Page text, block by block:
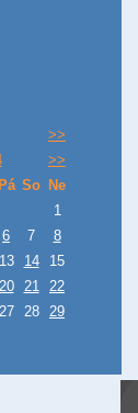
>>
>>
Pá So Ne
1
6 7
8
13 14
15
20 21
22
27 28
29